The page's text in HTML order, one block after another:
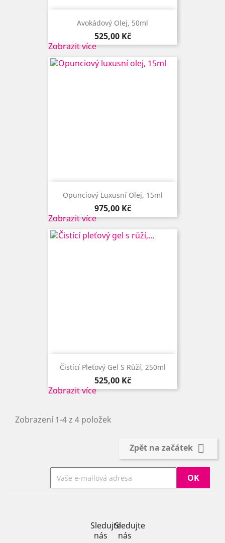
Avokádový Olej, 50ml
Cena
525,00 Kč
Zobrazit více
Opunciový Luxusní Olej, 15ml
Cena
975,00 Kč
Zobrazit více
Čistící Pleťový Gel S Růží, 250ml
Cena
525,00 Kč
Zobrazit více
Zobrazení 1-4 z 4 položek
Zpět na začátek 
Sledujte
nás
Sledujte
nás